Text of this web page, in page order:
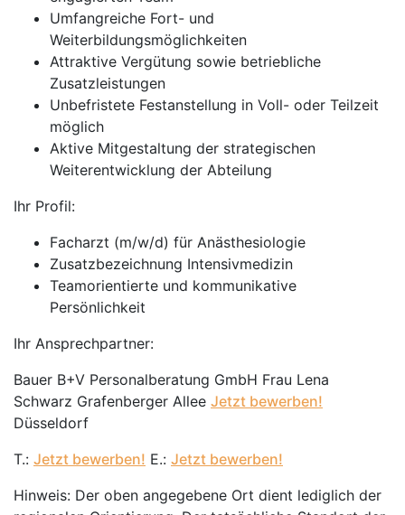
Umfangreiche Fort- und
Weiterbildungsmöglichkeiten
Attraktive Vergütung sowie betriebliche
Zusatzleistungen
Unbefristete Festanstellung in Voll- oder Teilzeit
möglich
Aktive Mitgestaltung der strategischen
Weiterentwicklung der Abteilung
Ihr Profil:
Facharzt (m/w/d) für Anästhesiologie
Zusatzbezeichnung Intensivmedizin
Teamorientierte und kommunikative
Persönlichkeit
Ihr Ansprechpartner:
Bauer B+V Personalberatung GmbH Frau Lena
Schwarz Grafenberger Allee Jetzt bewerben!
Düsseldorf
T.: Jetzt bewerben! E.: Jetzt bewerben!
Hinweis: Der oben angegebene Ort dient lediglich der